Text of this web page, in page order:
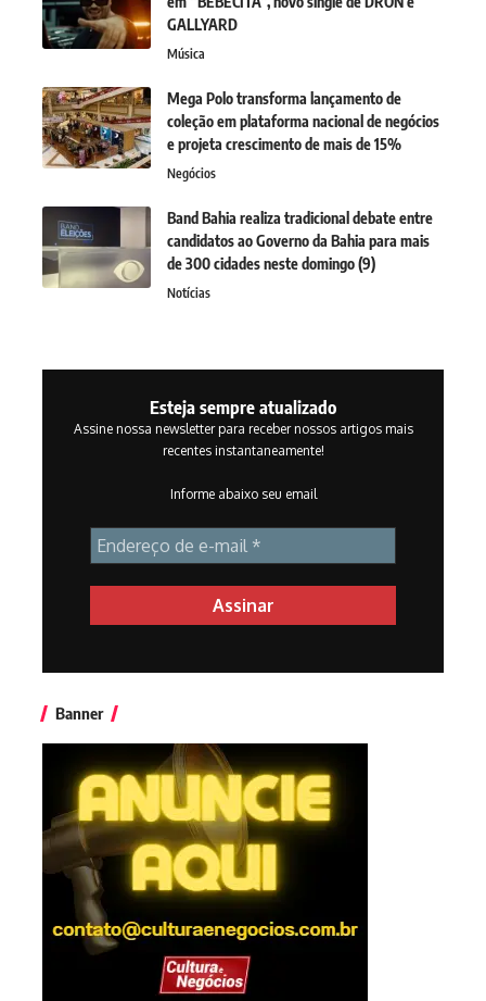
GALLYARD
Música
Mega Polo transforma lançamento de
coleção em plataforma nacional de negócios
e projeta crescimento de mais de 15%
Negócios
Band Bahia realiza tradicional debate entre
candidatos ao Governo da Bahia para mais
de 300 cidades neste domingo (9)
Notícias
Esteja sempre atualizado
Assine nossa newsletter para receber nossos artigos mais
recentes instantaneamente!
Informe abaixo seu email
Banner